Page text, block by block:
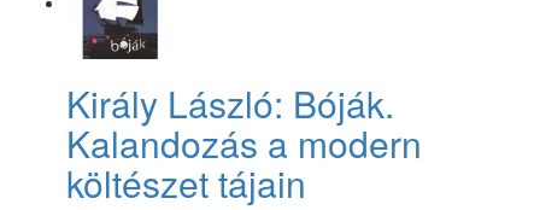
Király László: Bóják.
Kalandozás a modern
költészet tájain